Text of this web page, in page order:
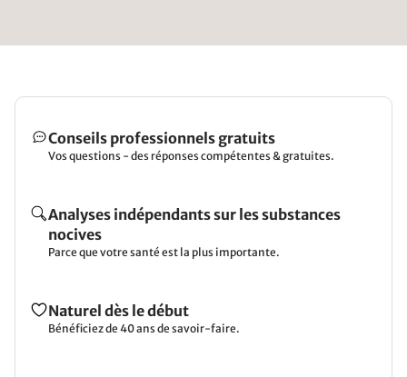
Conseils professionnels gratuits
Vos questions - des réponses compétentes & gratuites.
Analyses indépendants sur les substances
nocives
Parce que votre santé est la plus importante.
Naturel dès le début
Bénéficiez de 40 ans de savoir-faire.